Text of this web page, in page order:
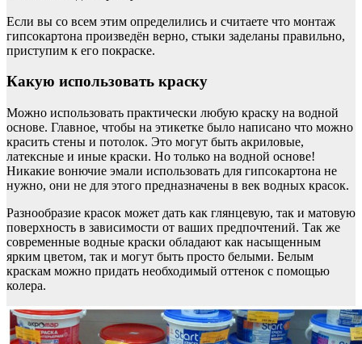
Если вы со всем этим определились и считаете что монтаж
гипсокартона произведён верно, стыки заделаны правильно,
приступим к его покраске.
Какую использовать краску
Можно использовать практически любую краску на водной
основе. Главное, чтобы на этикетке было написано что можно
красить стены и потолок. Это могут быть акриловые,
латексные и иные краски. Но только на водной основе!
Никакие вонючие эмали использовать для гипсокартона не
нужно, они не для этого предназначены в век водных красок.
Разнообразие красок может дать как глянцевую, так и матовую
поверхность в зависимости от ваших предпочтений. Так же
современные водные краски обладают как насыщенным
ярким цветом, так и могут быть просто белыми. Белым
краскам можно придать необходимый оттенок с помощью
колера.